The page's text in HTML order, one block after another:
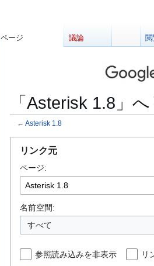
「Asterisk 1.8」
← Asterisk 1.8
リンク元
ページ:
名前空間:
すべて
参照読み込みを非表示 リ
ページ 議論